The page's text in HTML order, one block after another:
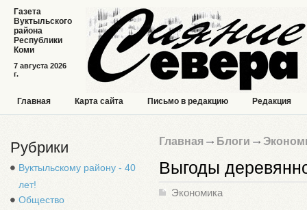
7 августа 2026
г.
Газета
Вуктыльского
района
Республики
Коми
Главная Карта сайта Письмо в редакцию Редакция
Рубрики
Вуктыльскому району - 40
лет!
Общество
Главная Блоги
Выгоды
Экономика